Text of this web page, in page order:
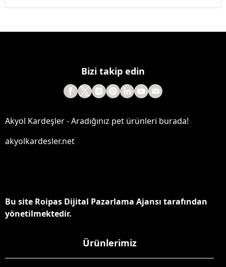
Bizi takip edin
Akyol Kardeşler - Aradığınız pet ürünleri burada!
akyolkardesler.net
Bu site Roipas Dijital Pazarlama Ajansı tarafından
yönetilmektedir.
Ürünlerimiz